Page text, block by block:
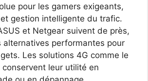
pour les gamers exigeants,
gestion intelligente du trafic.
et Netgear suivent de près,
alternatives performantes pour
Les solutions 4G comme le
conservent leur utilité en